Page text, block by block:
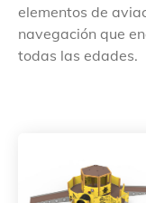
elementos de
navegación que
todas las edades.